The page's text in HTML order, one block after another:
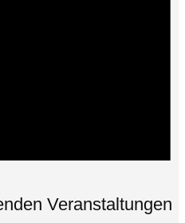
Veranstaltungen